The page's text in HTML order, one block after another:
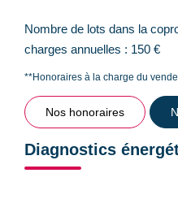
Nombre de lots dans la
charges annuelles : 150 €
**Honoraires à la charge du
Nos honoraires
Diagnostics